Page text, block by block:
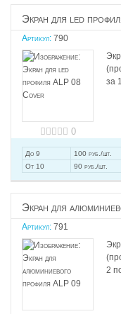
Экран для led
Артикул: 790
0
за
До 9
100 руб./шт.
От 10
90 руб./шт.
Экран для
Артикул: 791
2